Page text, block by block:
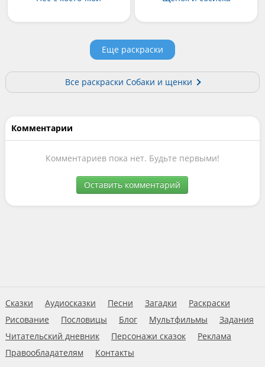
Еще раскраски
Все раскраски Собаки и щенки
Комментарии
Комментариев пока нет. Будьте первыми!
Оставить комментарий
Сказки Аудиосказки Песни Загадки
Раскраски
Рисование
Пословицы Блог Мультфильмы
Задания
Читательский дневник
Персонажи сказок
Реклама
Правообладателям
Контакты